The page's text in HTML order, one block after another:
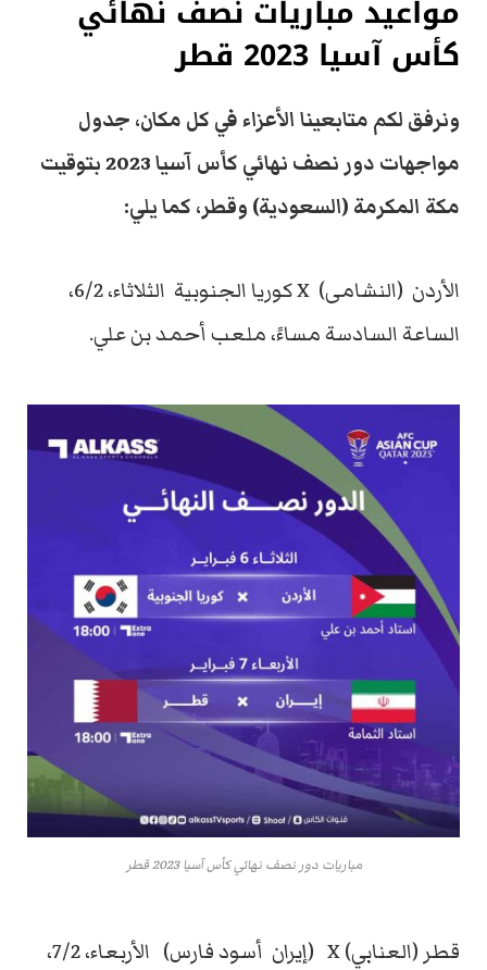
مواعيد مباريات نصف نهائي
كأس آسيا 2023 قطر
ونرفق لكم متابعينا الأعزاء في كل مكان، جدول
مواجهات دور نصف نهائي كأس آسيا 2023 بتوقيت
مكة المكرمة (السعودية) وقطر، كما يلي:
الأردن (النشامى) X كوريا الجنوبية الثلاثاء، 6/2،
الساعة السادسة مساءً، ملعب أحمد بن علي.
مباريات دور نصف نهائي كأس آسيا 2023 قطر
قطر (العنابي) X (إيران أسود فارس) الأربعاء، 7/2،